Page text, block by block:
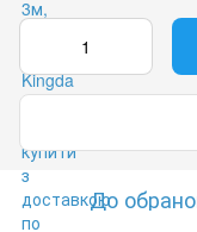
До